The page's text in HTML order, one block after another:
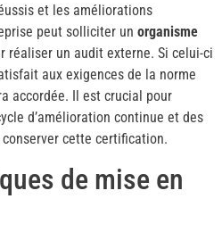
et les améliorations
peut solliciter un organisme
réaliser un audit externe. Si celui-ci
aux exigences de la norme
accordée. Il est crucial pour
d’amélioration continue et des
cette certification.
de mise en